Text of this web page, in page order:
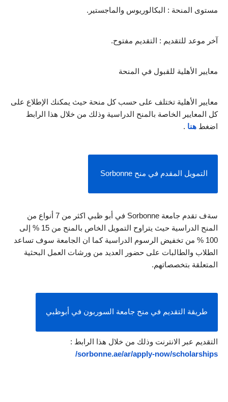
مستوى المنحة : البكالوريوس والماجستير.
آخر موعد للتقديم : التقديم مفتوح.
معايير الأهلية للقبول في المنحة
اضغط هنا .
التمويل المقدم في منح Sorbonne
المتعلقة بتخصصاتهم.
طريقة التقديم في منح جامعة السوربون في أبوظبي
التقديم عبر الانترنت وذلك من خلال هذا الرابط :
sorbonne.ae/ar/apply-now/scholarships/